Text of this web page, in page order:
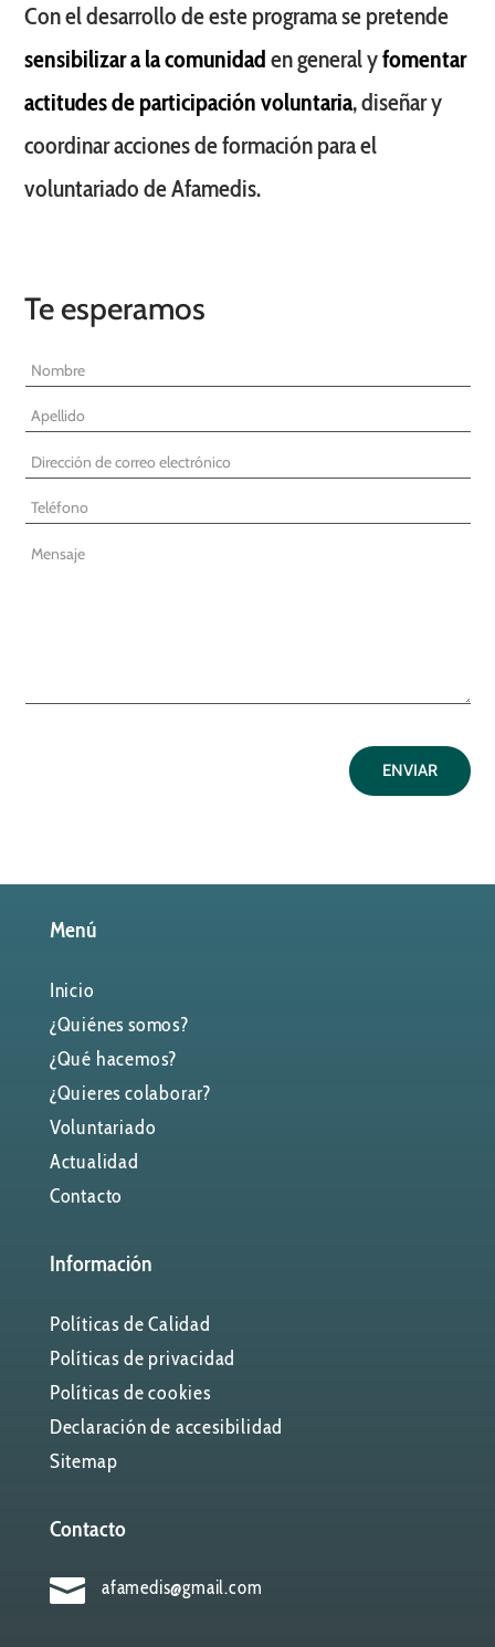
Con el desarrollo de este programa se pretende
sensibilizar a la comunidaden general yfomentar
actitudes de participación voluntaria, diseñar y
coordinar acciones de formación para el
voluntariado de Afamedis.
Te esperamos
ENVIAR
Menú
Inicio
¿Quiénes somos?
¿Qué hacemos?
¿Quieres colaborar?
Voluntariado
Actualidad
Contacto
Información
Políticas de Calidad
Políticas de privacidad
Políticas de cookies
Declaración de accesibilidad
Sitemap
Contacto
 afamedis@gmail.com